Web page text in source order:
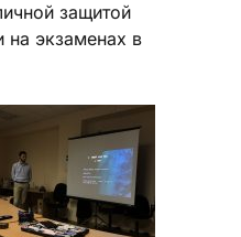
защитой
на экзаменах в